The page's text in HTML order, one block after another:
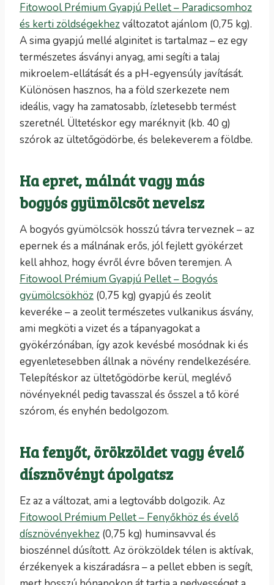
Fitowool Prémium Gyapjú Pellet – Paradicsomhoz
és kerti zöldségekhezváltozatot ajánlom (0,75 kg).
A sima gyapjú mellé alginitet is tartalmaz – ez egy
természetes ásványi anyag, ami segíti a talaj
mikroelem-ellátását és a pH-egyensúly javítását.
Különösen hasznos, ha a föld szerkezete nem
ideális, vagy ha zamatosabb, ízletesebb termést
szeretnél. Ültetéskor egy maréknyit (kb. 40 g)
szórok az ültetőgödörbe, és belekeverem a földbe.
Ha epret, málnát vagy más
bogyós gyümölcsöt nevelsz
A bogyós gyümölcsök hosszú távra terveznek – az
epernek és a málnának erős, jól fejlett gyökérzet
kell ahhoz, hogy évről évre bőven teremjen. A
Fitowool Prémium Gyapjú Pellet – Bogyós
gyümölcsökhöz (0,75 kg) gyapjú és zeolit
keveréke – a zeolit természetes vulkanikus ásvány,
ami megköti a vizet és a tápanyagokat a
gyökérzónában, így azok kevésbé mosódnak ki és
egyenletesebben állnak a növény rendelkezésére.
Telepítéskor az ültetőgödörbe kerül, meglévő
növényeknél pedig tavasszal és ősszel a tő köré
szórom, és enyhén bedolgozom.
Ha fenyőt, örökzöldet vagy évelő
dísznövényt ápolgatsz
Ez az a változat, ami a legtovább dolgozik. Az
Fitowool Prémium Pellet – Fenyőkhöz és évelő
dísznövényekhez (0,75 kg) huminsavval és
bioszénnel dúsított. Az örökzöldek télen is aktívak,
érzékenyek a kiszáradásra – a pellet ebben is segít,